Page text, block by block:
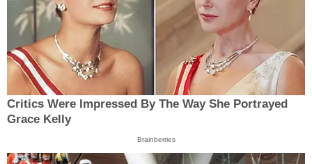
Critics Were Impressed By The Way She Portrayed
Grace Kelly
Brainberries